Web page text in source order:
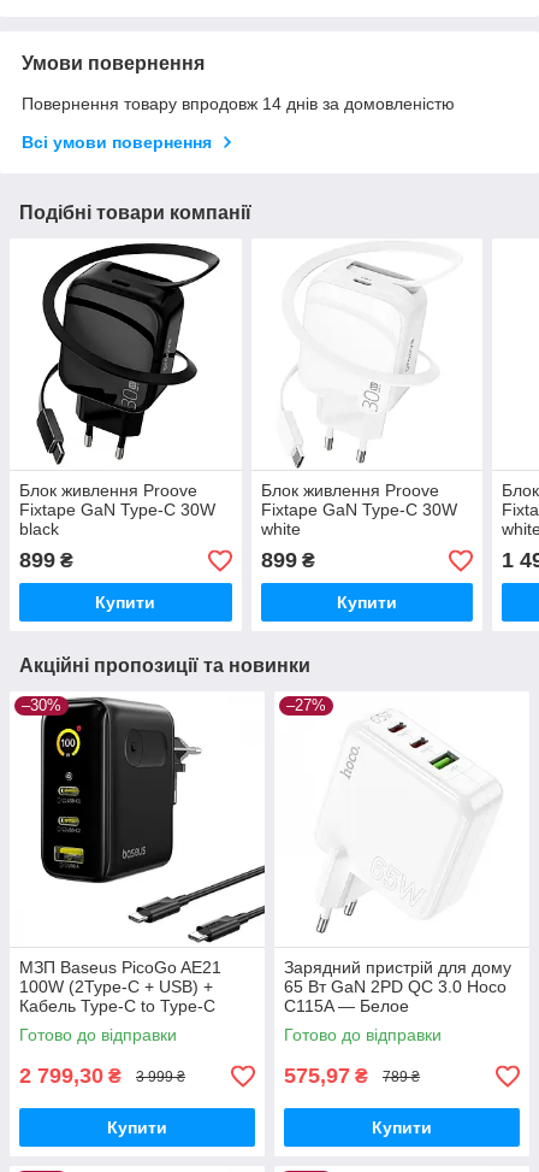
Умови повернення
Повернення товару впродовж 14 днів за домовленістю
Всі умови повернення
Подібні товари компанії
Блок живлення Proove
Fixtape GaN Type-C 30W
black
899 ₴
Купити
Блок живлення Proove
Fixtape GaN Type-C 30W
white
899₴
Купити
1
Акційні пропозиції та новинки
–30%
МЗП Baseus PicoGo AE21
100W (2Type-C + USB) +
Кабель Type-C to Type-C
100W (1.5m) black
Готово до відправки
2 799,30 ₴ 3 999 ₴
Купити
–27%
Зарядний пристрій для дому
65 Вт GaN 2PD QC 3.0 Hoco
C115A — Белое
Готово до відправки
575,97 ₴ 789 ₴
Купити